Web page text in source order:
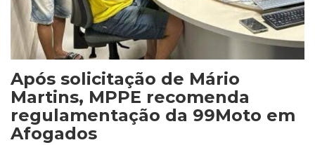
Após solicitação de Mário
Martins, MPPE recomenda
regulamentação da 99Moto em
Afogados